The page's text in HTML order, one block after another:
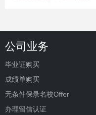
公司业务
毕业证购买
成绩单购买
无条件保录名校Offer
办理留信认证